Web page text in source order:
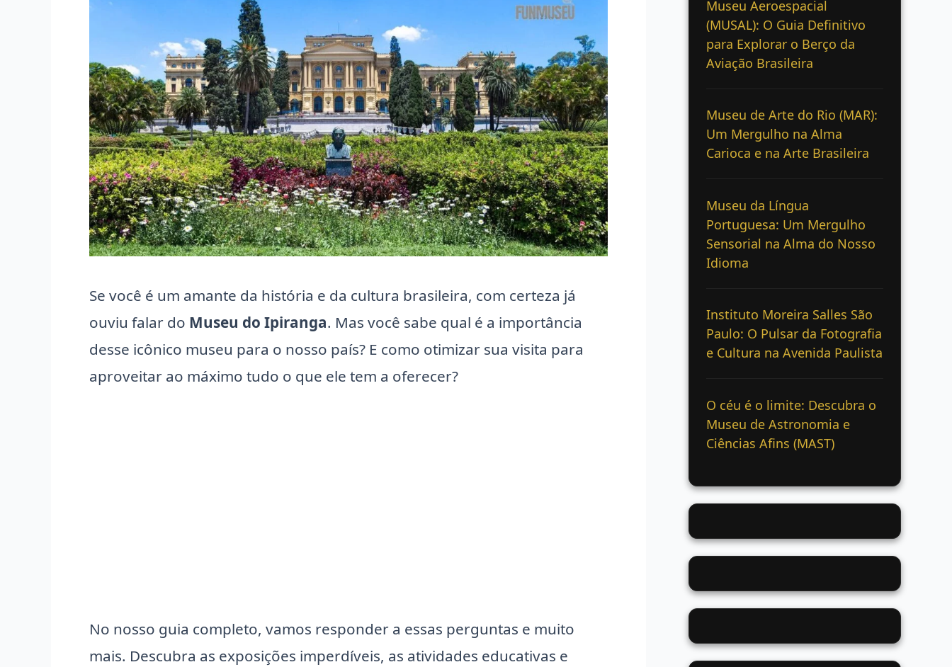
Se você é um amante da história e da cultura brasileira, com certeza já
ouviu falar do Museu do Ipiranga. Mas você sabe qual é a importância
desse icônico museu para o nosso país? E como otimizar sua visita para
aproveitar ao máximo tudo o que ele tem a oferecer?
No nosso guia completo, vamos responder a essas perguntas e muito
mais. Descubra as exposições imperdíveis, as atividades educativas e
Museu Aeroespacial
(MUSAL): O Guia Definitivo
para Explorar o Berço da
Aviação Brasileira
Museu de Arte do Rio (MAR):
Um Mergulho na Alma
Carioca e na Arte Brasileira
Museu da Língua
Portuguesa: Um Mergulho
Sensorial na Alma do Nosso
Idioma
Instituto Moreira Salles São
Paulo: O Pulsar da Fotografia
e Cultura na Avenida Paulista
O céu é o limite: Descubra o
Museu de Astronomia e
Ciências Afins (MAST)